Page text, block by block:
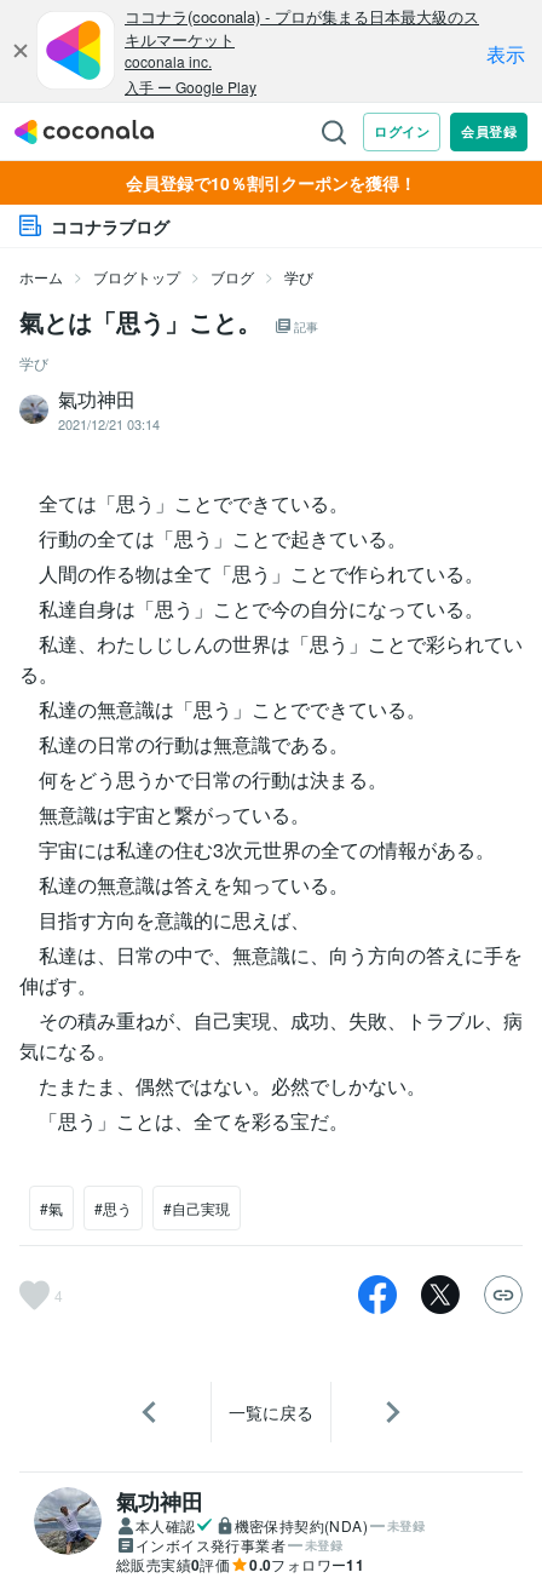
会員登録で10％割引クーポンを獲得！
ココナラブログ
ホーム ブログトップ ブログ 学び
氣とは「思う」こと。 記事
学び
氣功神田
2021/12/21 03:14
全ては「思う」ことでできている。
行動の全ては「思う」ことで起きている。
人間の作る物は全て「思う」ことで作られている。
私達自身は「思う」ことで今の自分になっている。
私達、わたしじしんの世界は「思う」ことで彩られてい
る。
私達の無意識は「思う」ことでできている。
私達の日常の行動は無意識である。
何をどう思うかで日常の行動は決まる。
無意識は宇宙と繋がっている。
宇宙には私達の住む3次元世界の全ての情報がある。
私達の無意識は答えを知っている。
目指す方向を意識的に思えば、
私達は、日常の中で、無意識に、向う方向の答えに手を
伸ばす。
その積み重ねが、自己実現、成功、失敗、トラブル、病
気になる。
たまたま、偶然ではない。必然でしかない。
「思う」ことは、全てを彩る宝だ。
#氣 #思う #自己実現
4
一覧に戻る
氣功神田
本人確認 機密保持契約(NDA) 未登録
インボイス発行事業者 未登録
総販売実績0評価 0.0フォロワー11